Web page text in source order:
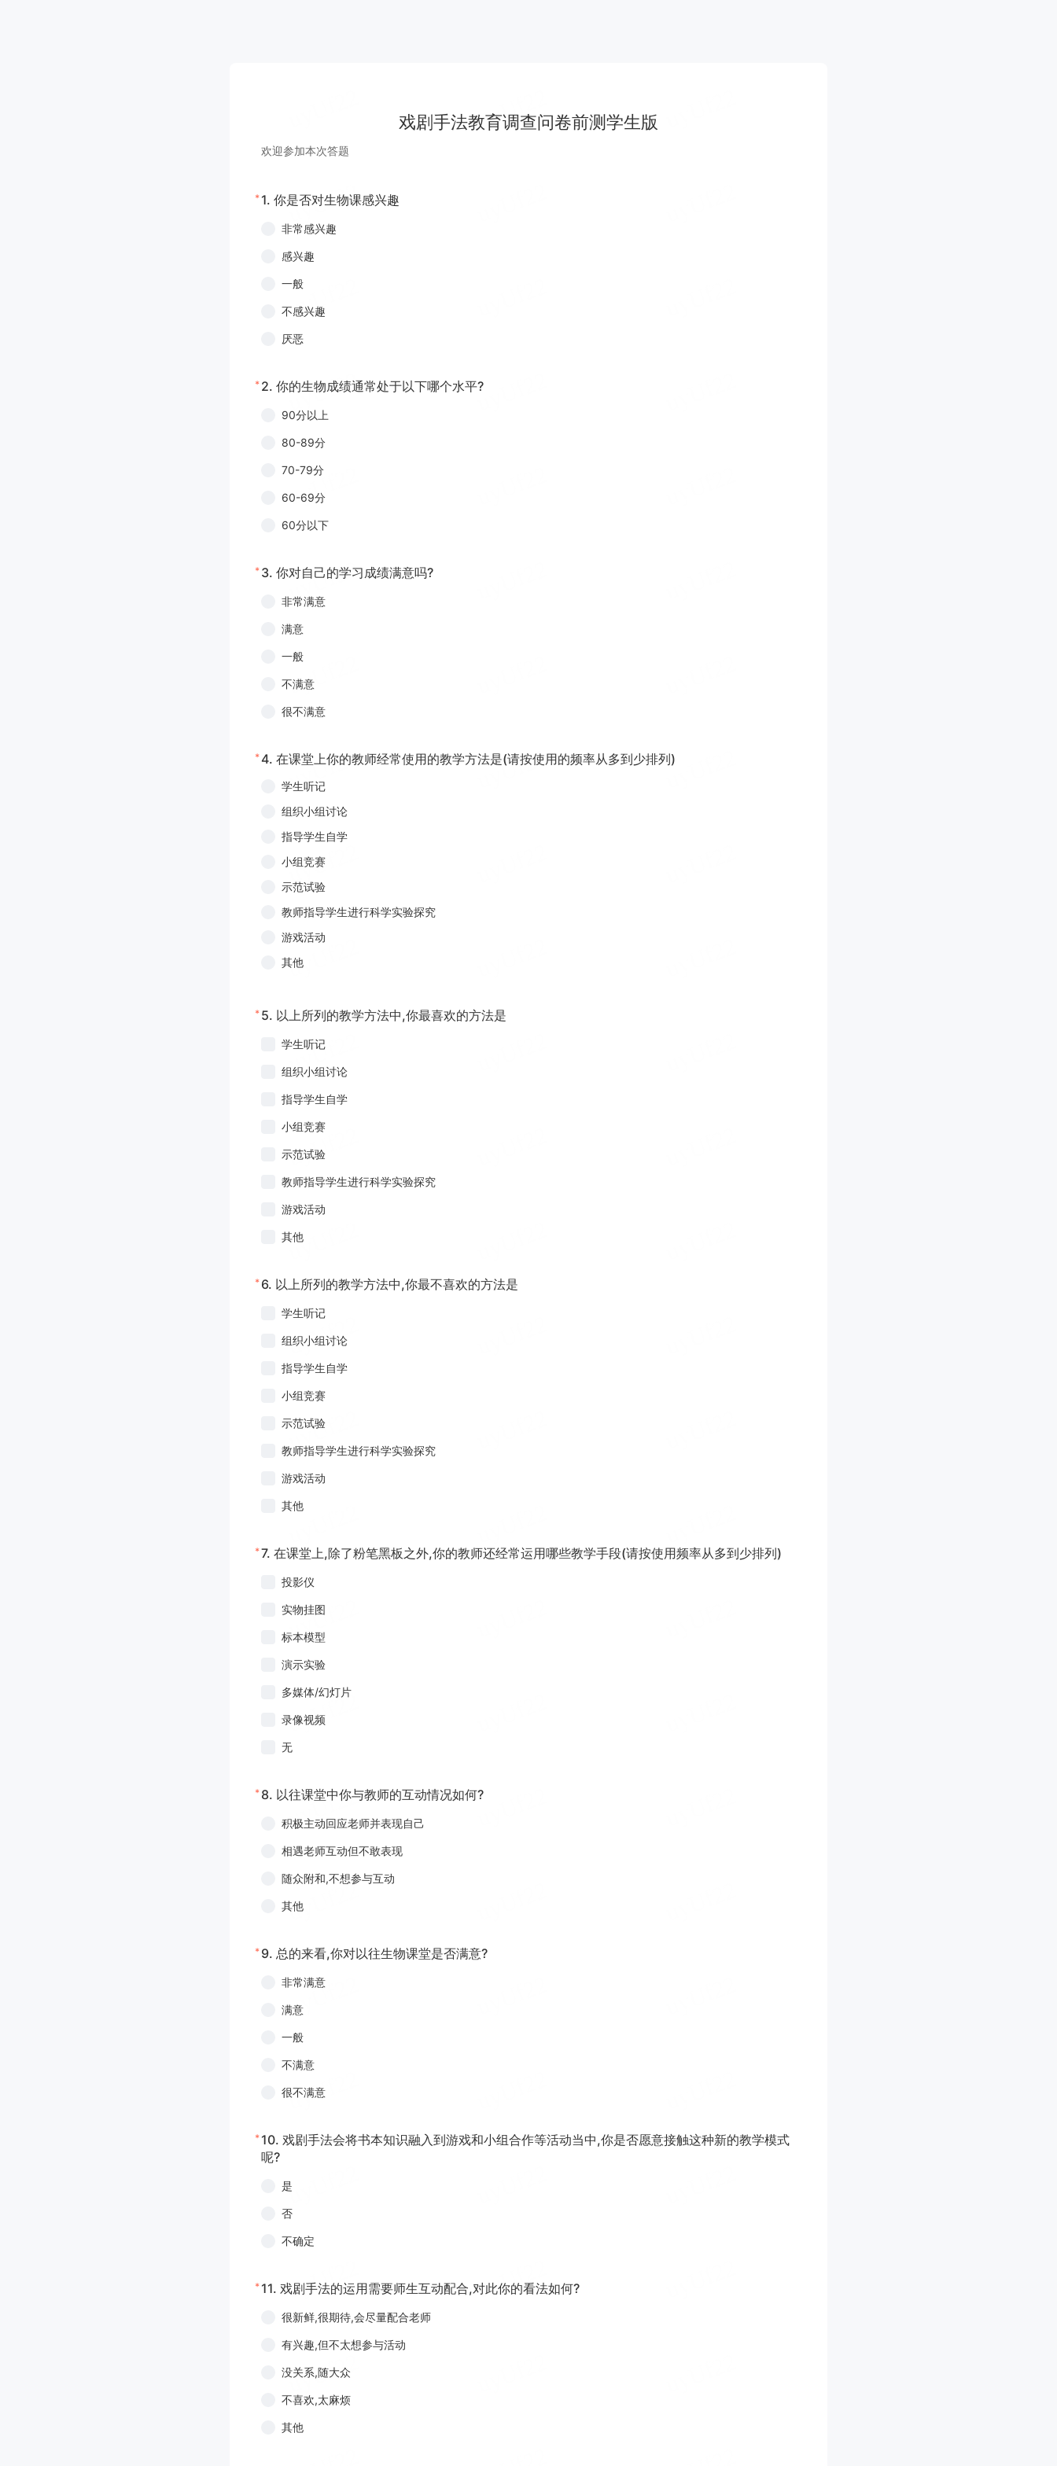
戏剧手法教育调查问卷前测学生版
欢迎参加本次答题
* 1. 你是否对生物课感兴趣
非常感兴趣
感兴趣
一般
不感兴趣
厌恶
* 2. 你的生物成绩通常处于以下哪个水平?
90分以上
80-89分
70-79分
60-69分
60分以下
* 3. 你对自己的学习成绩满意吗?
非常满意
满意
一般
不满意
很不满意
* 4. 在课堂上你的教师经常使用的教学方法是(请按使用的频率从多到少排列)
学生听记
组织小组讨论
指导学生自学
小组竞赛
示范试验
教师指导学生进行科学实验探究
游戏活动
其他
* 5. 以上所列的教学方法中,你最喜欢的方法是
学生听记
组织小组讨论
指导学生自学
小组竞赛
示范试验
教师指导学生进行科学实验探究
游戏活动
其他
* 6. 以上所列的教学方法中,你最不喜欢的方法是
学生听记
组织小组讨论
指导学生自学
小组竞赛
示范试验
教师指导学生进行科学实验探究
游戏活动
其他
*7. 在课堂上,除了粉笔黑板之外,你的教师还经常运用哪些教学手段(请按使用频率从多到少排列)
投影仪
实物挂图
标本模型
演示实验
多媒体/幻灯片
录像视频
无
* 8. 以往课堂中你与教师的互动情况如何?
积极主动回应老师并表现自己
相遇老师互动但不敢表现
随众附和,不想参与互动
其他
* 9. 总的来看,你对以往生物课堂是否满意?
非常满意
满意
一般
不满意
很不满意
* 10. 戏剧手法会将书本知识融入到游戏和小组合作等活动当中,你是否愿意接触这种新的教学模式
呢?
是
否
不确定
* 11. 戏剧手法的运用需要师生互动配合,对此你的看法如何?
很新鲜,很期待,会尽量配合老师
有兴趣,但不太想参与活动
没关系,随大众
不喜欢,太麻烦
其他